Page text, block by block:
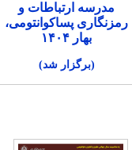
مدرسه ارتباطات و
رمزنگاری پساکوانتومی،
بهار ۱۴۰۴
(برگزار شد)